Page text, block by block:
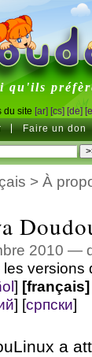
qu'ils
du site [ar] [cs] [de]
Faire un don
> À
2010 —
les versions
] [français]
] [српски]
a